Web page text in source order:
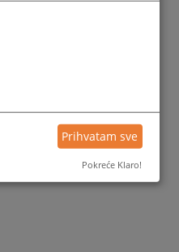
Prihvatam sve
Pokreće Klaro!